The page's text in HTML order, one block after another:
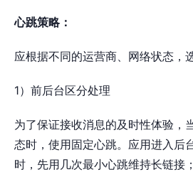
心跳策略：
应根据不同的运营商、网络状态，
1）前后台区分处理
为了保证接收消息的及时性体验，
态时，使用固定心跳。应用进入后
时，先用几次最小心跳维持长链接